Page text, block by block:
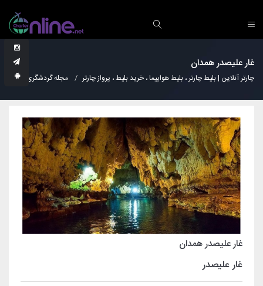
غار علیصدر همدان
چارتر آنلاین | بلیط چارتر ، بلیط هواپیما ، خرید بلیط ، پرواز چارتر مجله گردشگری
غار علیصدر همدان
غار علیصدر